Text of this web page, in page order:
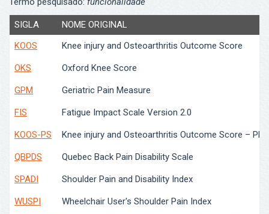
SIGLA
NOME ORIGINAL
KOOS
Knee injury and Osteoarthritis Outcome Score
OKS Oxford Knee Score
GPM Geriatric Pain Measure
FIS Fatigue Impact Scale Version 2.0
KOOS-PS Knee injury and Osteoarthritis Outcome Score –
QBPDS Quebec Back Pain Disability Scale
SPADI Shoulder Pain and Disability Index
WUSPI Wheelchair User's Shoulder Pain Index